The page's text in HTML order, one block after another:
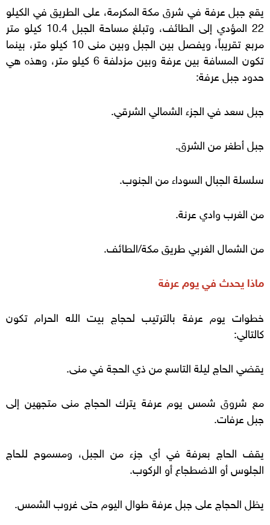
يقع جبل عرفة في شرق مكة المكرمة، على الطريق في الكيلو
22 المؤدي إلى الطائف، وتبلغ مساحة الجبل 10.4 كيلو متر
مربع تقريباً، ويفصل بين الجبل وبين منى 10 كيلو متر، بينما
تكون المسافة بين عرفة وبين مزدلفة 6 كيلو متر، وهذه هي
حدود جبل عرفة:
جبل سعد في الجزء الشمالي الشرقي.
جبل أطغر من الشرق.
سلسلة الجبال السوداء من الجنوب.
من الغرب وادي عرنة.
من الشمال الغربي طريق مكة/الطائف.
ماذا يحدث في يوم عرفة
خطوات يوم عرفة بالترتيب لحجاج بيت الله الحرام تكون
كالتالي:
يقضي الحاج ليلة التاسع من ذي الحجة في منى.
مع شروق شمس يوم عرفة يترك الحجاج منى متجهين إلى
جبل عرفات.
يقف الحاج بعرفة في أي جزء من الجبل، ومسموح للحاج
الجلوس أو الاضطجاع أو الركوب.
يظل الحجاج على جبل عرفة طوال اليوم حتى غروب الشمس.